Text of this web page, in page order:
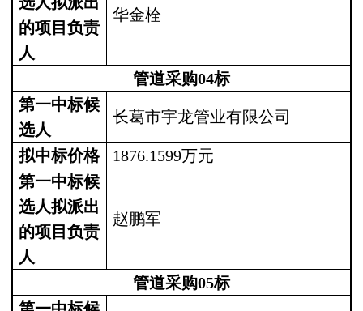
的项目负责
人
华金栓
管道采购04标
第一中标候
选人
长葛市宇龙管业有限公司
拟中标价格 1876.1599万元
第一中标候
选人拟派出
的项目负责
人
赵鹏军
管道采购05标